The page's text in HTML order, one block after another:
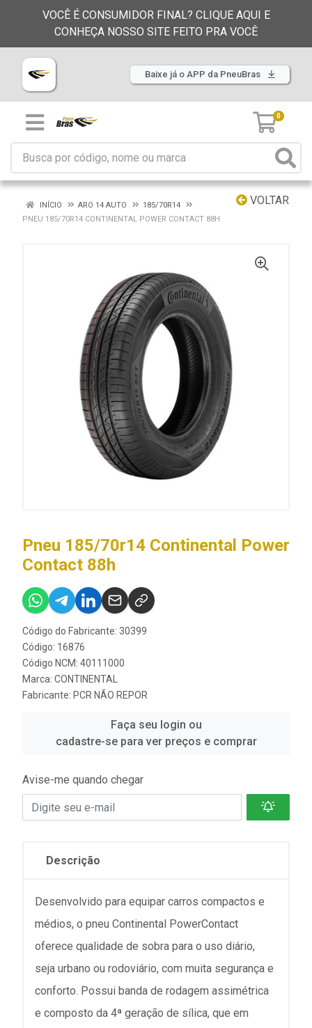
VOCÊ É CONSUMIDOR FINAL? CLIQUE AQUI E
CONHEÇA NOSSO SITE FEITO PRA VOCÊ
Baixe já o APP da PneuBras
0
VOLTAR
INÍCIO ARO 14 AUTO
185/70R14
PNEU 185/70R14 CONTINENTAL POWER CONTACT 88H
Pneu 185/70r14 Continental Power
Contact 88h
Código do Fabricante: 30399
Código: 16876
Código NCM: 40111000
Marca: CONTINENTAL
Fabricante: PCR NÃO REPOR
Faça seu login ou
cadastre-se para ver preços e comprar
Avise-me quando chegar
Descrição
Desenvolvido para equipar carros compactos e
médios, o pneu Continental PowerContact
oferece qualidade de sobra para o uso diário,
seja urbano ou rodoviário, com muita segurança e
conforto. Possui banda de rodagem assimétrica
e composto da 4ª geração de sílica, que em